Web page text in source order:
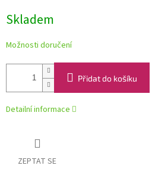
cena:
Skladem
Možnosti doručení
Přidat do košíku
Detailní informace
ZEPTAT SE